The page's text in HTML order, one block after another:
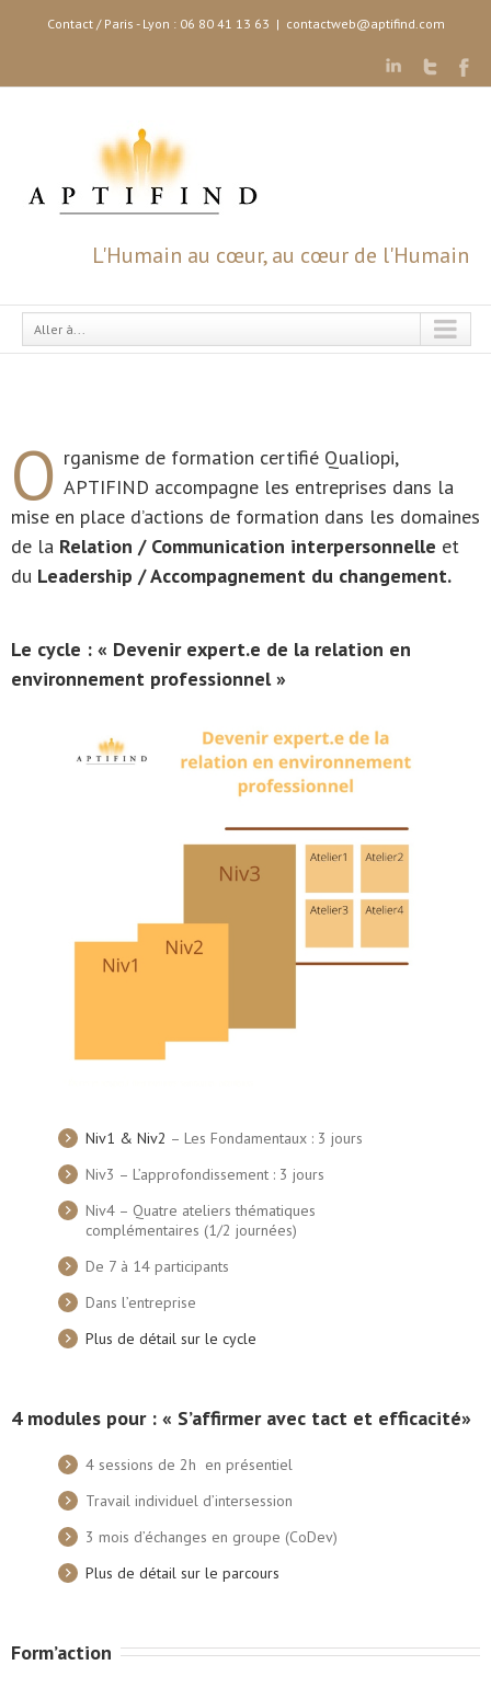
Contact / Paris - Lyon : 06 80 41 13 63 | contactweb@aptifind.com
L'Humain au cœur, au cœur de l'Humain
Aller à...
O rganisme de formation certifié Qualiopi,
APTIFIND accompagne les entreprises dans la
mise en place d’actions de formation dans les domaines
de la Relation / Communication interpersonnelle et
du Leadership / Accompagnement du changement.
Le cycle : « Devenir expert.e de la relation en
environnement professionnel »
Niv1 & Niv2 – Les Fondamentaux : 3 jours
Niv3 – L’approfondissement : 3 jours
Niv4 – Quatre ateliers thématiques
complémentaires (1/2 journées)
De 7 à 14 participants
Dans l’entreprise
Plus de détail sur le cycle
4 modules pour : « S’affirmer avec tact et efficacité»
4 sessions de 2h en présentiel
Travail individuel d’intersession
3 mois d’échanges en groupe (CoDev)
Plus de détail sur le parcours
Form’action